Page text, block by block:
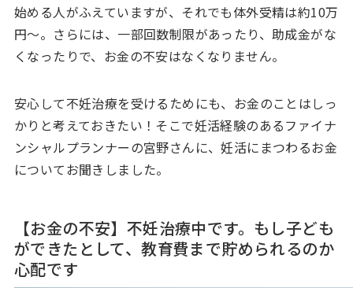
始める人がふえていますが、それでも体外受精は約10万
円〜。さらには、一部回数制限があったり、助成金がな
くなったりで、お金の不安はなくなりません。
安心して不妊治療を受けるためにも、お金のことはしっ
かりと考えておきたい！そこで妊活経験のあるファイナ
ンシャルプランナーの宮野さんに、妊活にまつわるお金
についてお聞きしました。
【お金の不安】不妊治療中です。もし子ども
ができたとして、教育費まで貯められるのか
心配です